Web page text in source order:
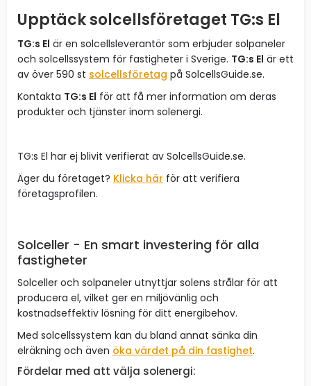
Upptäck solcellsföretaget TG:s El
TG:s El är en solcellsleverantör som erbjuder solpaneler
och solcellssystem för fastigheter i Sverige. TG:s El är ett
av över 590 st solcellsföretag på SolcellsGuide.se.
Kontakta TG:s El för att få mer information om deras
produkter och tjänster inom solenergi.
TG:s El har ej blivit verifierat av SolcellsGuide.se.
Äger du företaget? Klicka här för att verifiera
företagsprofilen.
Solceller - En smart investering för alla
fastigheter
Solceller och solpaneler utnyttjar solens strålar för att
producera el, vilket ger en miljövänlig och
kostnadseffektiv lösning för ditt energibehov.
Med solcellssystem kan du bland annat sänka din
elräkning och även öka värdet på din fastighet.
Fördelar med att välja solenergi: